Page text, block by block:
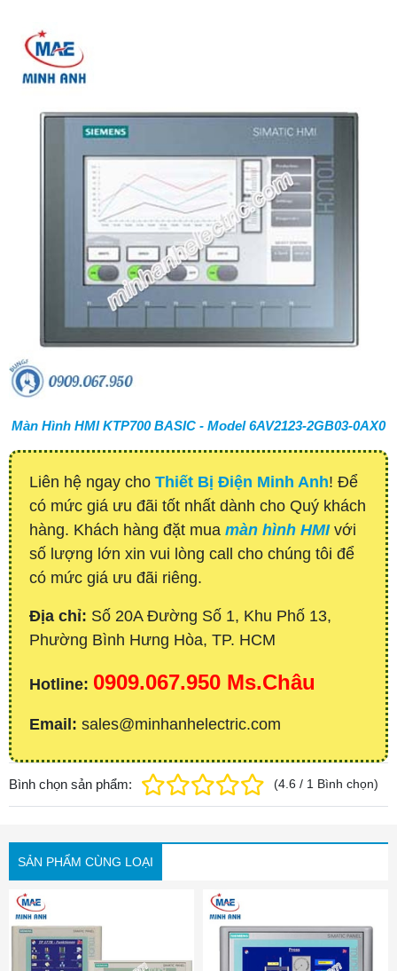
Màn Hình HMI KTP700 BASIC - Model 6AV2123-2GB03-0AX0
Liên hệ ngay cho Thiết Bị Điện Minh Anh! Để
có mức giá ưu đãi tốt nhất dành cho Quý khách
hàng. Khách hàng đặt mua màn hình HMIvới
số lượng lớn xin vui lòng call cho chúng tôi để
có mức giá ưu đãi riêng.
Địa chỉ: Số 20A Đường Số 1, Khu Phố 13,
Phường Bình Hưng Hòa, TP. HCM
Hotline: 0909.067.950 Ms.Châu
Email: sales@minhanhelectric.com
Bình chọn sản phẩm: (4.6 / 1 Bình chọn)
SẢN PHẨM CÙNG LOẠI